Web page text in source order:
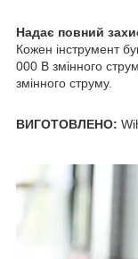
Надає повний
Кожен інструмент
000 В змінного
змінного струму.
ВИГОТОВЛЕНО: